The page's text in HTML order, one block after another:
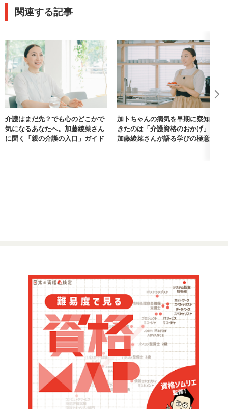
関連する記事
介護はまだ先？でも心のどこかで
気になるあなたへ。加藤綾菜さん
に聞く「親の介護の入口」ガイド
加トちゃんの病気を早期に察知で
きたのは「介護資格のおかげ」。
加藤綾菜さんが語る学びの極意